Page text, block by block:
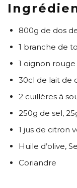
800g de dos
1 branche de
1 oignon rouge
30cl de lait de
2 cuillères à
250g de sel,
1 jus de citron
Huile d’olive,
Coriandre